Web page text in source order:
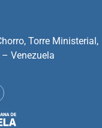
Torre Ministerial,
Venezuela